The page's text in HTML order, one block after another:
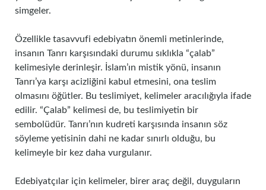
simgeler.
Özellikle tasavvufi edebiyatın önemli metinlerinde,
insanın Tanrı karşısındaki durumu sıklıkla “çalab”
kelimesiyle derinleşir. İslam’ın mistik yönü, insanın
Tanrı’ya karşı acizliğini kabul etmesini, ona teslim
olmasını öğütler. Bu teslimiyet, kelimeler aracılığıyla ifade
edilir. “Çalab” kelimesi de, bu teslimiyetin bir
sembolüdür. Tanrı’nın kudreti karşısında insanın söz
söyleme yetisinin dahi ne kadar sınırlı olduğu, bu
kelimeyle bir kez daha vurgulanır.
Edebiyatçılar için kelimeler, birer araç değil, duyguların